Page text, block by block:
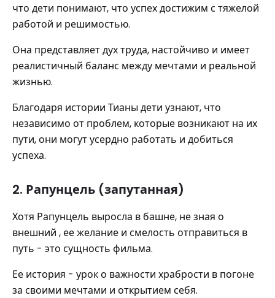
что дети понимают, что успех достижим с тяжелой
работой и решимостью.
Она представляет дух труда, настойчиво и имеет
реалистичный баланс между мечтами и реальной
жизнью.
Благодаря истории Тианы дети узнают, что
независимо от проблем, которые возникают на их
пути, они могут усердно работать и добиться
успеха.
2. Рапунцель (запутанная)
Хотя Рапунцель выросла в башне, не зная о
внешний , ее желание и смелость отправиться в
путь - это сущность фильма.
Ее история - урок о важности храбрости в погоне
за своими мечтами и открытием себя.